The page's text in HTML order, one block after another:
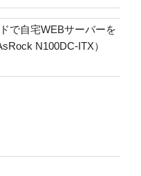
で自宅WEBサーバーを
N100DC-ITX）